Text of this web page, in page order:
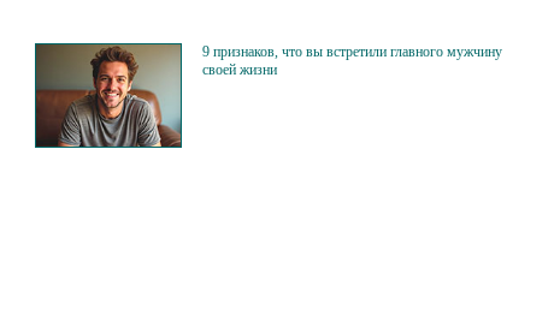
9 признаков, что вы встретили главного мужчину
своей жизни